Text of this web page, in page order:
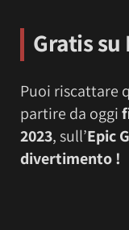
Gratis su
Puoi riscattare
partire da oggi
2023, sull’Epic
divertimento !